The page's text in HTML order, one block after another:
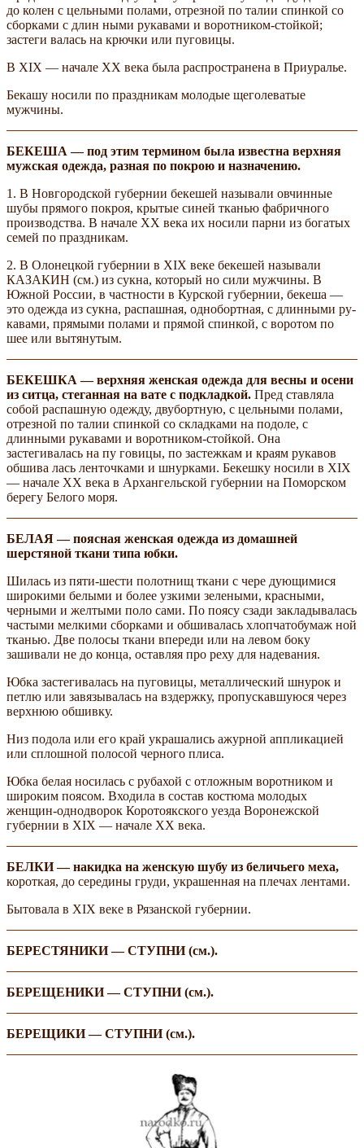
до колен с цельными полами, отрезной по талии спинкой со
сборками с длин­ ными рукавами и воротником-стойкой;
застеги­ валась на крючки или пуговицы.
В XIX — начале XX века была распространена в Приуралье.
Бекашу носили по праздникам молодые щеголеватые
мужчины.
БЕКЕША — под этим термином была известна верхняя
мужская одежда, разная по покрою и назначению.
1. В Новгородской губернии бекешей называли овчинные
шубы прямого покроя, крытые синей тканью фабричного
производства. В начале XX века их носили парни из богатых
семей по праздникам.
2. В Олонецкой губернии в XIX веке бекешей называли
КАЗАКИН (см.) из сукна, который но­ сили мужчины. В
Южной России, в частности в Курской губернии, бекеша —
это одежда из сукна, распашная, однобортная, с длинными ру­
кавами, прямыми полами и прямой спинкой, с воротом по
шее или вытянутым.
БЕКЕШКА — верхняя женская одежда для весны и осени
из ситца, стеганная на вате с подкладкой. Пред­ ставляла
собой распашную одежду, двубортную, с цельными полами,
отрезной по талии спинкой со складками на подоле, с
длинными рукавами и воротником-стойкой. Она
застегивалась на пу­ говицы, по застежкам и краям рукавов
обшива­ лась ленточками и шнурками. Бекешку носили в XIX
— начале XX века в Архангельской губернии на Поморском
берегу Белого моря.
БЕЛАЯ — поясная женская одежда из домашней
шерстяной ткани типа юбки.
Шилась из пяти-шести полотнищ ткани с чере­ дующимися
широкими белыми и более узкими зелеными, красными,
черными и желтыми поло­ сами. По поясу сзади закладывалась
частыми мелкими сборками и обшивалась хлопчатобумаж­ ной
тканью. Две полосы ткани впереди или на левом боку
зашивали не до конца, оставляя про­ реху для надевания.
Юбка застегивалась на пуговицы, металлический шнурок и
петлю или завязывалась на вздержку, пропускавшуюся через
верхнюю обшивку.
Низ подола или его край украшались ажурной аппликацией
или сплошной полосой черного плиса.
Юбка белая носилась с рубахой с отложным воротником и
широким поясом. Входила в состав костюма молодых
женщин-однодворок Коротоякского уезда Воронежской
губернии в XIX — начале XX века.
БЕЛКИ — накидка на женскую шубу из беличьего меха,
короткая, до середины груди, украшенная на плечах лентами.
Бытовала в XIX веке в Рязанской губернии.
БЕРЕСТЯНИКИ — СТУПНИ (см.).
БЕРЕЩЕНИКИ — СТУПНИ (см.).
БЕРЕЩИКИ — СТУПНИ (см.).